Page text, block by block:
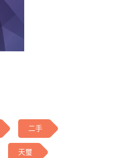
二手
天璽